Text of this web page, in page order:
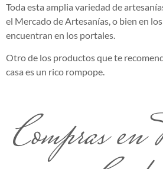
Toda esta amplia variedad de
el Mercado de Artesanías, o bien en
encuentran en los portales.
Otro de los productos que te
casa es un rico rompope.
Compras